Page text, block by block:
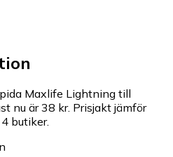
Maxlife Lightning till
nu är 38 kr. Prisjakt jämför
butiker.